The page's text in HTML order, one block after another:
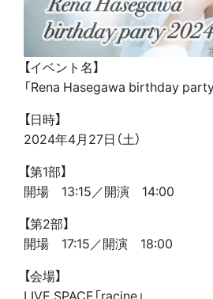
【イベント名】
「Rena Hasegawa birthday
【日時】
2024年4月27日（土）
【第1部】
開場 13:15／開演 14:00
【第2部】
開場 17:15／開演 18:00
【会場】